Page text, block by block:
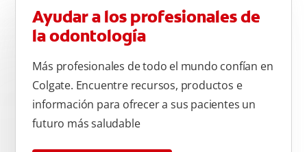
Ayudar a los profesionales de
la odontología
Más profesionales de todo el mundo confían en
Colgate. Encuentre recursos, productos e
información para ofrecer a sus pacientes un
futuro más saludable